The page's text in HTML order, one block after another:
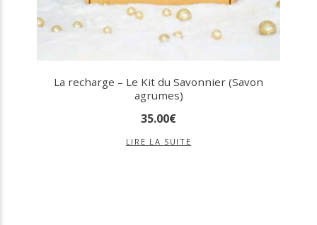
La recharge – Le Kit du Savonnier (Savon
agrumes)
35.00€
LIRE LA SUITE